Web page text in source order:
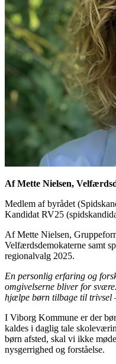
Af Mette Nielsen,
Medlem af byrådet
Kandidat RV25
Af Mette Nielsen,
Velfærdsdemokaterne samt
regionalvalg 2025.
En personlig erfaring og
omgivelserne bliver for
hjælpe børn tilbage til trivsel
I Viborg Kommune er der
kaldes i daglig tale
børn afsted, skal vi ikke
nysgerrighed og forståelse.